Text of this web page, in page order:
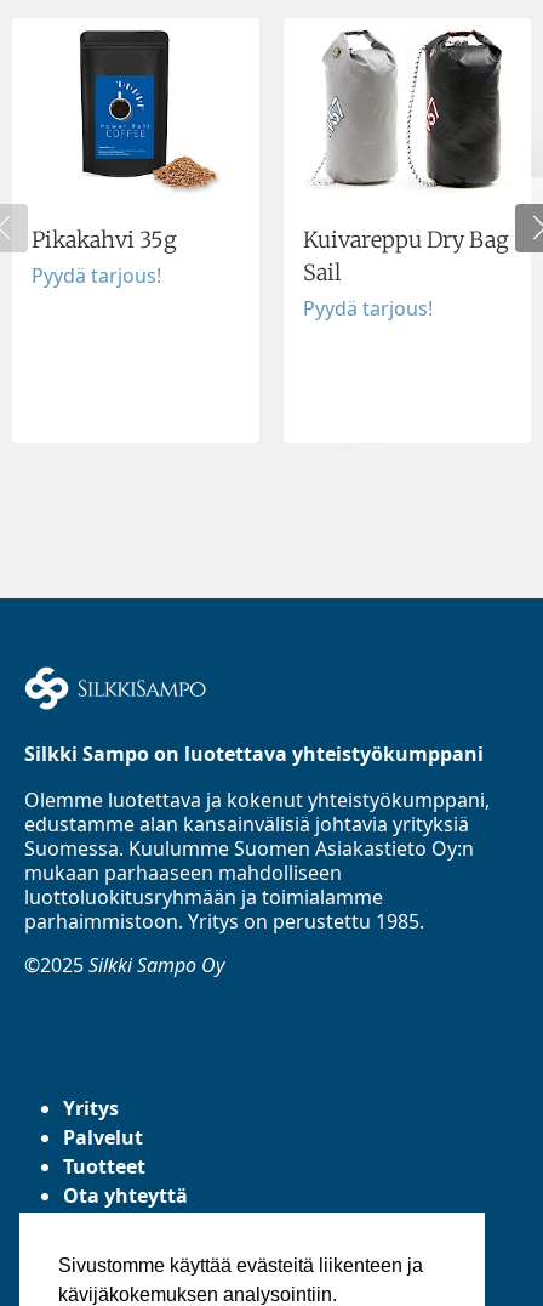
Sivustomme käyttää evästeitä liikenteen ja
kävijäkokemuksen analysointiin.
Pikakahvi 35g
Pyydä tarjous!
Kuivareppu Dry Bag
Sail
Pyydä tarjous!
Silkki Sampo on luotettava yhteistyökumppani
Olemme luotettava ja kokenut yhteistyökumppani,
edustamme alan kansainvälisiä johtavia yrityksiä
Suomessa. Kuulumme Suomen Asiakastieto Oy:n
mukaan parhaaseen mahdolliseen
luottoluokitusryhmään ja toimialamme
parhaimmistoon. Yritys on perustettu 1985.
©2025Silkki Sampo Oy
Yritys
Palvelut
Tuotteet
Ota yhteyttä
Yleiset toimitusehdot